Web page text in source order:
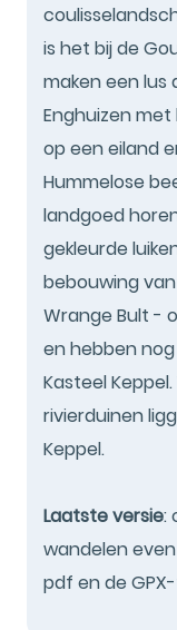
is het bij de
maken een
Enghuizen
op een eiland
Hummelose
landgoed
gekleurde
bebouwing
Wrange Bult -
en hebben
Kasteel
rivierduinen
Keppel.
Laatste versie:
wandelen
pdf en de